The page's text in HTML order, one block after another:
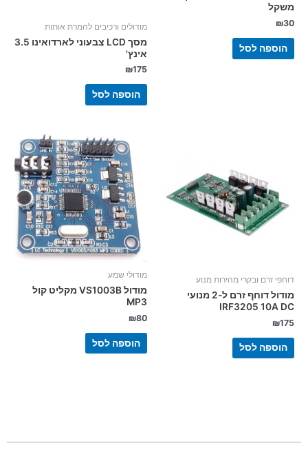
משקל
₪30
הוספה לסל
מודולים ורכיבים להמרת אותות
מסך LCD צבעוני לארדואינו 3.5
אינץ'
₪175
הוספה לסל
דוחפי זרם ובקרי מהירות מנוע
מודול דוחף זרם ל-2 מנועי
IRF3205 10A DC
₪175
הוספה לסל
מודולי שמע
מודול VS1003B מקליט קול
MP3
₪80
הוספה לסל